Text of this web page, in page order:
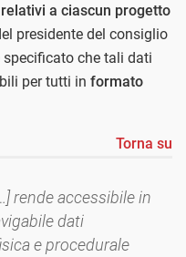
a ciascun progetto
presidente del consiglio
che tali dati
per tutti in formato
Torna su
rende accessibile in
dati
e procedurale